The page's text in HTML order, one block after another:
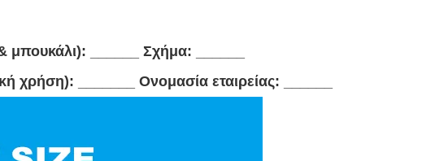
______ Σχήμα: ______
_______ Ονομασία εταιρείας: ______